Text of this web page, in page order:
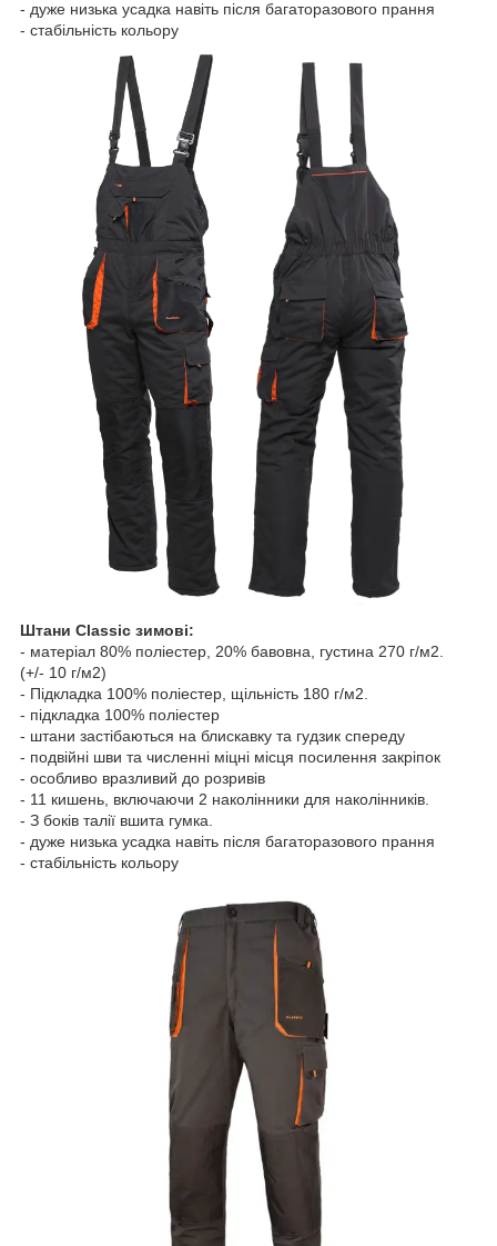
- дуже низька усадка навіть після багаторазового прання
- стабільність кольору
Штани Classic зимові:
- матеріал 80% поліестер, 20% бавовна, густина 270 г/м2.
(+/- 10 г/м2)
- Підкладка 100% поліестер, щільність 180 г/м2.
- підкладка 100% поліестер
- штани застібаються на блискавку та гудзик спереду
- подвійні шви та численні міцні місця посилення закріпок
- особливо вразливий до розривів
- 11 кишень, включаючи 2 наколінники для наколінників.
- З боків талії вшита гумка.
- дуже низька усадка навіть після багаторазового прання
- стабільність кольору